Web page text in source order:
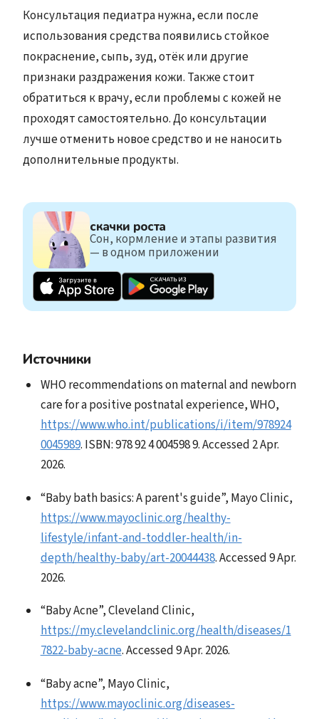
Консультация педиатра нужна, если после
использования средства появились стойкое
покраснение, сыпь, зуд, отёк или другие
признаки раздражения кожи. Также стоит
обратиться к врачу, если проблемы с кожей не
проходят самостоятельно. До консультации
лучше отменить новое средство и не наносить
дополнительные продукты.
скачки роста
Сон, кормление и этапы развития
— в одном приложении
Источники
WHO recommendations on maternal and newborn
care for a positive postnatal experience, WHO,
https://www.who.int/publications/i/item/978924
0045989. ISBN: 978 92 4 004598 9. Accessed 2 Apr.
2026.
“Baby bath basics: A parent's guide”, Mayo Clinic,
https://www.mayoclinic.org/healthy-
lifestyle/infant-and-toddler-health/in-
depth/healthy-baby/art-20044438. Accessed 9 Apr.
2026.
“Baby Acne”, Cleveland Clinic,
https://my.clevelandclinic.org/health/diseases/1
7822-baby-acne. Accessed 9 Apr. 2026.
“Baby acne”, Mayo Clinic,
https://www.mayoclinic.org/diseases-